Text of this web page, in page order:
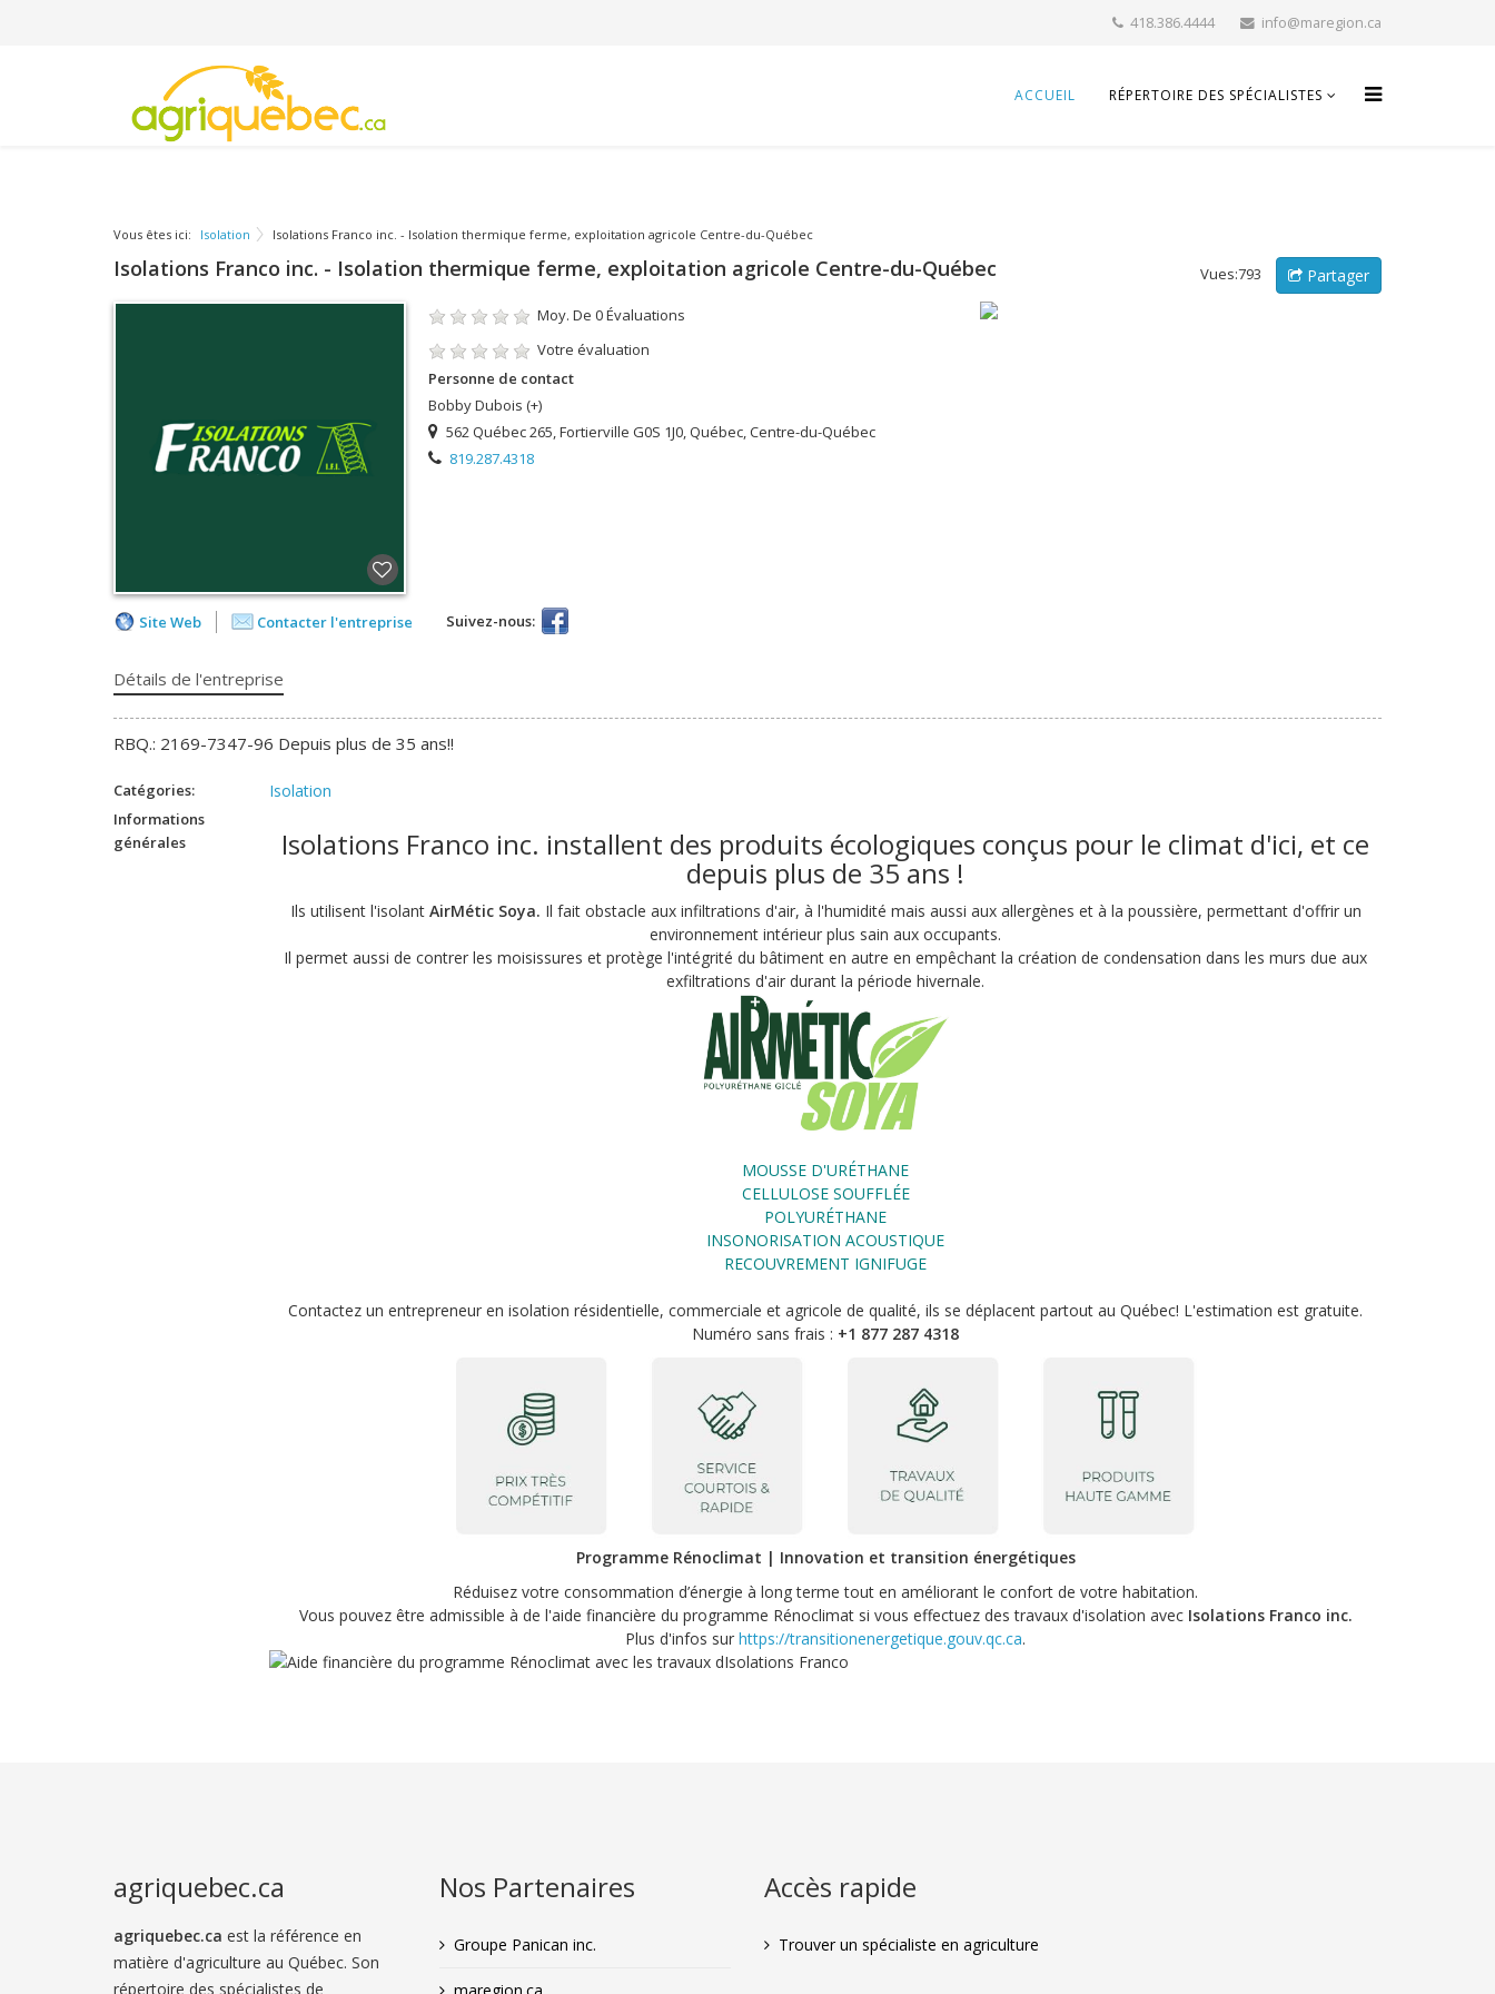
418.386.4444 info@maregion.ca
ACCUEIL RÉPERTOIRE DES SPÉCIALISTES
Vous êtes ici: Isolation Isolations Franco inc. - Isolation thermique ferme, exploitation agricole Centre-du-Québec
Vues:793 Partager
Isolations Franco inc. - Isolation thermique ferme, exploitation agricole Centre-du-Québec
Moy. De 0Évaluations
Votre évaluation
Personne de contact
Bobby Dubois (+)
562 Québec 265, Fortierville G0S 1J0, Québec, Centre-du-Québec
819.287.4318
Site Web Contacter l'entreprise Suivez-nous:
Détails de l'entreprise
RBQ.: 2169-7347-96 Depuis plus de 35 ans!!
Catégories: Isolation
Informations
générales
Isolations Franco inc. installent des produits écologiques conçus pour le climat d'ici, et ce
depuis plus de 35 ans !
Ils utilisent l'isolant AirMétic Soya. Il fait obstacle aux infiltrations d'air, à l'humidité mais aussi aux allergènes et à la poussière, permettant d'offrir un
environnement intérieur plus sain aux occupants.
Il permet aussi de contrer les moisissures et protège l'intégrité du bâtiment en autre en empêchant la création de condensation dans les murs due aux
exfiltrations d'air durant la période hivernale.
MOUSSE D'URÉTHANE
CELLULOSE SOUFFLÉE
POLYURÉTHANE
INSONORISATION ACOUSTIQUE
RECOUVREMENT IGNIFUGE
Contactez un entrepreneur en isolation résidentielle, commerciale et agricole de qualité, ils se déplacent partout au Québec! L'estimation est gratuite.
Numéro sans frais : +1 877 287 4318
Programme Rénoclimat | Innovation et transition énergétiques
Réduisez votre consommation d’énergie à long terme tout en améliorant le confort de votre habitation.
Vous pouvez être admissible à de l'aide financière du programme Rénoclimat si vous effectuez des travaux d'isolation avec Isolations Franco inc.
Plus d'infos sur https://transitionenergetique.gouv.qc.ca.
agriquebec.ca
agriquebec.ca est la référence en
matière d'agriculture au Québec. Son
répertoire des spécialistes de
Nos Partenaires
Groupe Panican inc.
maregion.ca
Accès rapide
Trouver un spécialiste en agriculture